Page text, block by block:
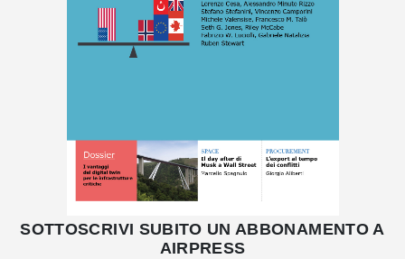
SOTTOSCRIVI SUBITO UN ABBONAMENTO A
AIRPRESS